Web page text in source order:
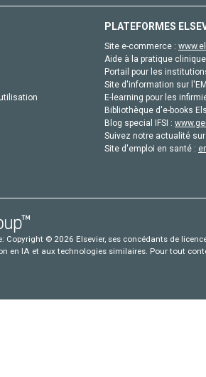
PLATEFORMES
Site e-commerce :
Aide à la pratique
Portail pour les
Site d'information sur
E-learning pour les
Bibliothèque d'e-books
Blog special IFSI :
Suivez notre actualité
Site d'emploi en santé :
Copyright © 2026 Elsevier, ses concédants de
en IA et aux technologies similaires. Pour tout